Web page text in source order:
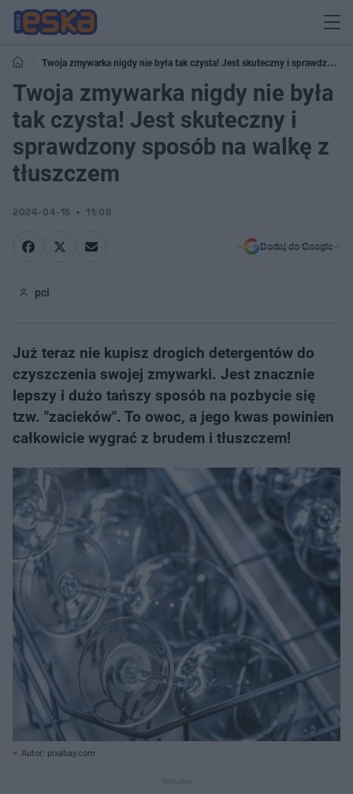
Twoja zmywarka nigdy nie była tak czysta! Jest skuteczny i sprawdzony
sposób na walkę z tłuszczem
Twoja zmywarka nigdy nie była
tak czysta! Jest skuteczny i
sprawdzony sposób na walkę z
tłuszczem
2024-04-15 11:08
Dodaj do Google
pci
Już teraz nie kupisz drogich detergentów do
czyszczenia swojej zmywarki. Jest znacznie
lepszy i dużo tańszy sposób na pozbycie się
tzw. "zacieków". To owoc, a jego kwas powinien
całkowicie wygrać z brudem i tłuszczem!
Autor: pixabay.com